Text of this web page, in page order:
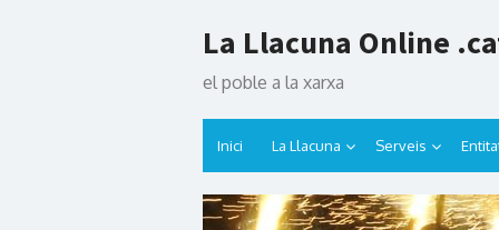
to
La Llacuna Online
el poble a la xarxa
Inici La Llacuna Serveis